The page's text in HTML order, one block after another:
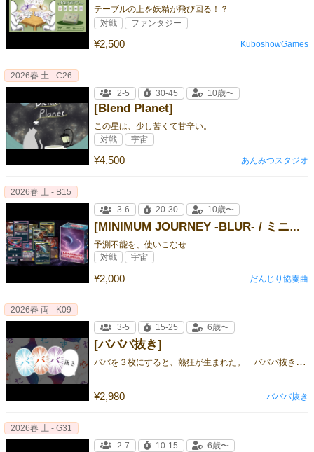
テーブルの上を妖精が飛び回る！？
¥2,500
対戦 ファンタジー
KuboshowGames
[Blend Planet]
この星は、少し苦くて甘辛い。
¥4,500
2026春 土 - C26
2-5
30-45 10歳〜
対戦 宇宙
あんみつスタジオ
[MINIMUM JOURNEY -BLUR- / ミニマムジャーニー ブラー]
予測不能を、使いこなせ
¥2,000
2026春 土 - B15
3-6
20-30 10歳〜
対戦 宇宙
だんじり協奏曲
[バババ抜き]
バ
バを３枚にすると、熱狂が生まれた。 バババ抜きなら、また夢中になれる。
¥2,980
2026春 両 - K09
3-5
15-25 6歳〜
バババ抜き
2026春 土 - G31
2-7
10-15 6歳〜